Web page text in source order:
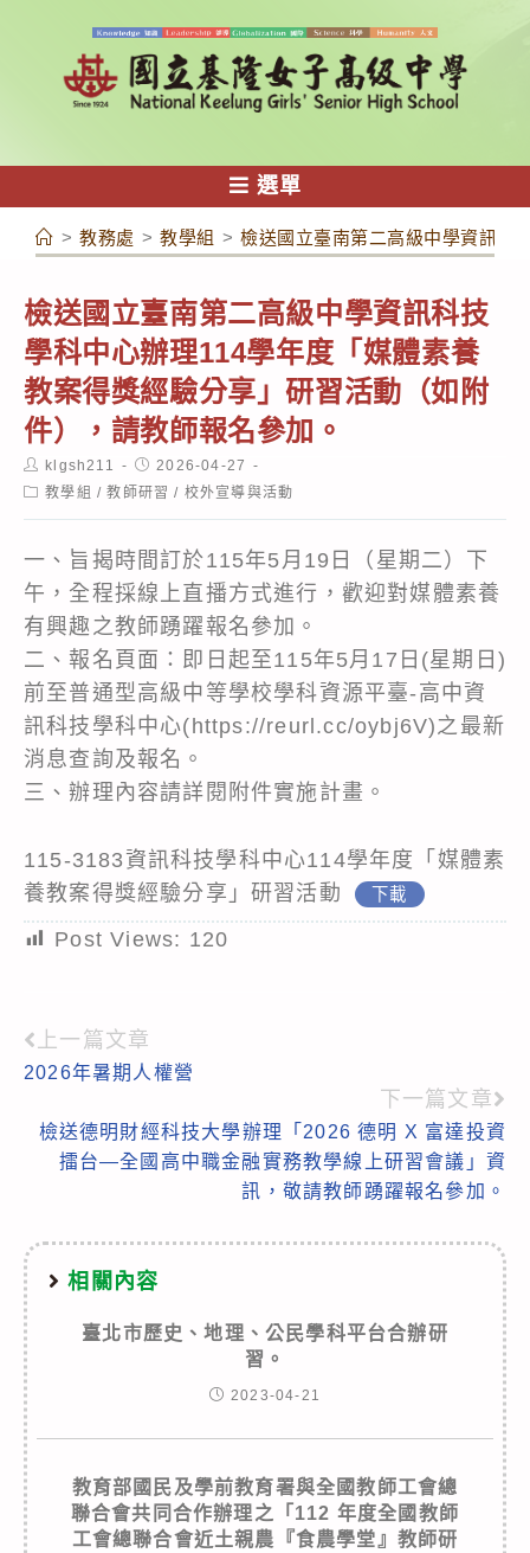
容
選單
> 教務處 > 教學組 > 檢送國立臺南第二高級中學資訊科
檢送國立臺南第二高級中學資訊科技
學科中心辦理114學年度「媒體素養
教案得獎經驗分享」研習活動（如附
件），請教師報名參加。
Post
author:
klgsh211
Post
published:
2026-04-27
Post教學組 / 教師研習 / 校外宣導與活動
一、旨揭時間訂於115年5月19日（星期二）下
午，全程採線上直播方式進行，歡迎對媒體素養
有興趣之教師踴躍報名參加。
二、報名頁面：即日起至115年5月17日(星期日)
前至普通型高級中等學校學科資源平臺-高中資
訊科技學科中心(https://reurl.cc/oybj6V)之最新
消息查詢及報名。
三、辦理內容請詳閱附件實施計畫。
115-3183資訊科技學科中心114學年度「媒體素
養教案得獎經驗分享」研習活動
下載
Post Views: 120
Read
more
articles
上一篇文章
2026年暑期人權營
下一篇文章
檢送德明財經科技大學辦理「2026 德明 X 富達投資
擂台—全國高中職金融實務教學線上研習會議」資
訊，敬請教師踴躍報名參加。
相關內容
臺北市歷史、地理、公民學科平台合辦研
習。
2023-04-21
教育部國民及學前教育署與全國教師工會總
聯合會共同合作辦理之「112 年度全國教師
工會總聯合會近土親農『食農學堂』教師研